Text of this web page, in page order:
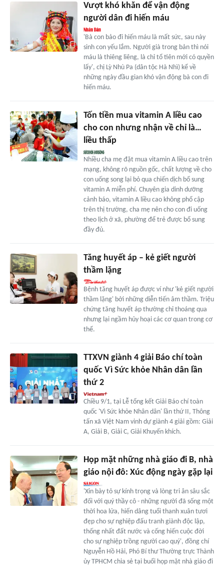
Vượt khó khăn để vận động
người dân đi hiến máu
'Bà con bảo đi hiến máu là mất sức, sau này
sinh con yếu lắm. Người già trong bản thì nói
máu là thiêng liêng, là chỉ tổ tiên mới có quyền
lấy', chị Lỳ Nhù Pa (dân tộc Hà Nhì) kể về
những ngày đầu gian khó vận động bà con đi
hiến máu.
Tốn tiền mua vitamin A liều cao
cho con nhưng nhận về chỉ là…
liều thấp
Nhiều cha mẹ đặt mua vitamin A liều cao trên
mạng, không rõ nguồn gốc, chất lượng về cho
con uống song lại bỏ qua chiến dịch bổ sung
vitamin A miễn phí. Chuyên gia dinh dưỡng
cảnh báo, vitamin A liều cao không phổ cập
trên thị trường, cha mẹ nên cho con đi uống
theo lịch ở xã, phường để trẻ được bổ sung
đầy đủ.
Tăng huyết áp – kẻ giết người
thầm lặng
Bệnh tăng huyết áp được ví như 'kẻ giết người
thầm lặng' bởi những diễn tiến âm thầm. Triệu
chứng tăng huyết áp thường chỉ thoáng qua
nhưng lại ngầm hủy hoại các cơ quan trong cơ
thể.
TTXVN giành 4 giải Báo chí toàn
quốc Vì Sức khỏe Nhân dân lần
thứ 2
Chiều 9/1, tại Lễ tổng kết Giải Báo chí toàn
quốc 'Vì Sức khỏe Nhân dân' lần thứ II, Thông
tấn xã Việt Nam vinh dự giành 4 giải gồm: Giải
A, Giải B, Giải C, Giải Khuyến khích.
Họp mặt những nhà giáo đi B, nhà
giáo nội đô: Xúc động ngày gặp lại
'Xin bày tỏ sự kính trọng và lòng tri ân sâu sắc
đối với quý thầy cô - những người đã sống một
thời hoa lửa, hiến dâng tuổi thanh xuân tươi
đẹp cho sự nghiệp đấu tranh giành độc lập,
thống nhất đất nước và cống hiến cuộc đời
cho sự nghiệp trồng người cao quý', đồng chí
Nguyễn Hồ Hải, Phó Bí thư Thường trực Thành
ủy TPHCM chia sẻ tại buổi họp mặt nhà giáo đi